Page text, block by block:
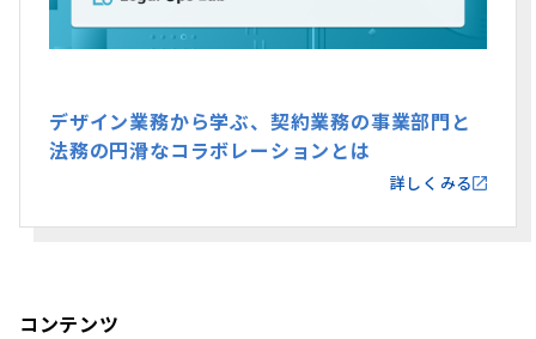
デザイン業務から学ぶ、契約業務の事業部門と
法務の円滑なコラボレーションとは
詳しくみる
コンテンツ